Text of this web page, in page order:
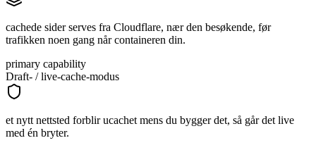
cachede sider serves fra Cloudflare, nær den besøkende, før
trafikken noen gang når containeren din.
primary capability
Draft- / live-cache-modus
et nytt nettsted forblir ucachet mens du bygger det, så går det live
med én bryter.